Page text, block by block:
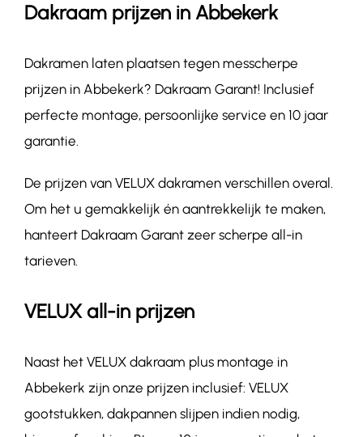
Dakraam prijzen in Abbekerk
Dakramen laten plaatsen tegen messcherpe
prijzen in Abbekerk? Dakraam Garant! Inclusief
perfecte montage, persoonlijke service en 10 jaar
garantie.
De prijzen van VELUX dakramen verschillen overal.
Om het u gemakkelijk én aantrekkelijk te maken,
hanteert Dakraam Garant zeer scherpe all-in
tarieven.
VELUX all-in prijzen
Naast het VELUX dakraam plus montage in
Abbekerk zijn onze prijzen inclusief: VELUX
gootstukken, dakpannen slijpen indien nodig,